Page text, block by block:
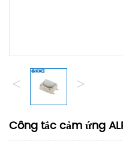
< >
Công tắc cảm ứng